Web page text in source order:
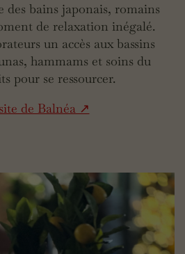
des bains japonais, romains
de relaxation inégalé.
un accès aux bassins
hammams et soins du
pour se ressourcer.
de Balnéa ↗